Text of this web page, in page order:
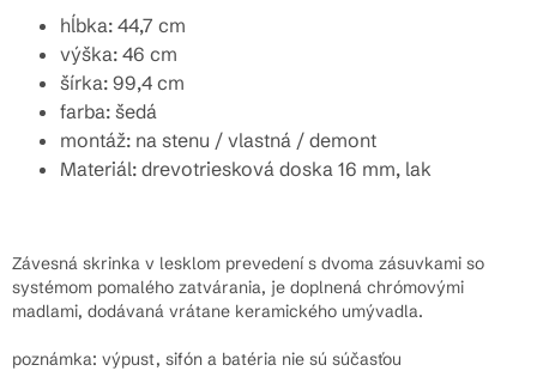
hĺbka: 44,7 cm
výška: 46 cm
šírka: 99,4 cm
farba: šedá
montáž: na stenu / vlastná / demont
Materiál: drevotriesková doska 16 mm, lak
Závesná skrinka v lesklom prevedení s dvoma zásuvkami so
systémom pomalého zatvárania, je doplnená chrómovými
madlami, dodávaná vrátane keramického umývadla.
poznámka: výpust, sifón a batéria nie sú súčasťou